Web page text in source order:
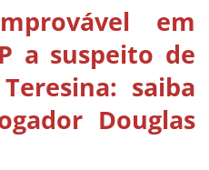
em
a suspeito de
saiba
Douglas